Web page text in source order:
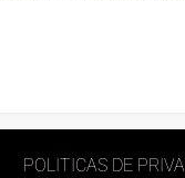
POLITICAS DE